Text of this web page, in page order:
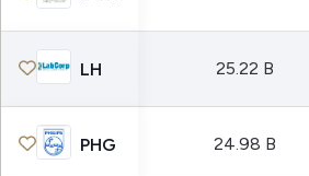
LH 25.22 B
PHG 24.98 B